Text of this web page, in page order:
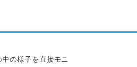
の様子を直接モニ